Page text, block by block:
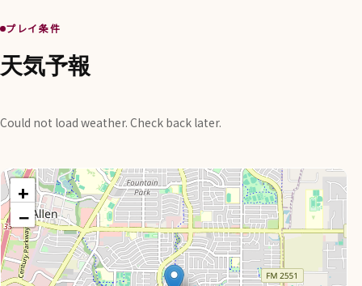
プレイ条件
天気予報
Could not load weather. Check back later.
+
−